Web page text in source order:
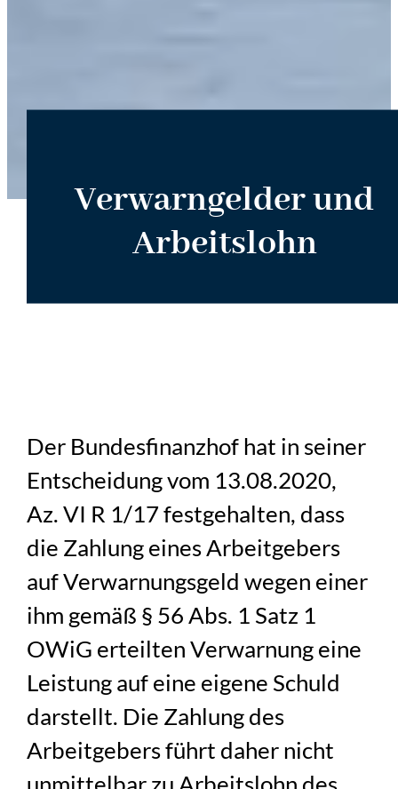
Verwarngelder und
Arbeitslohn
Der Bundesfinanzhof hat in seiner
Entscheidung vom 13.08.2020,
Az. VI R 1/17 festgehalten, dass
die Zahlung eines Arbeitgebers
auf Verwarnungsgeld wegen einer
ihm gemäß § 56 Abs. 1 Satz 1
OWiG erteilten Verwarnung eine
Leistung auf eine eigene Schuld
darstellt. Die Zahlung des
Arbeitgebers führt daher nicht